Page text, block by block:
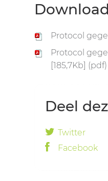
Protocol
Protocol
[185,7Kb] (pdf)
Deel
Twitter
Facebook